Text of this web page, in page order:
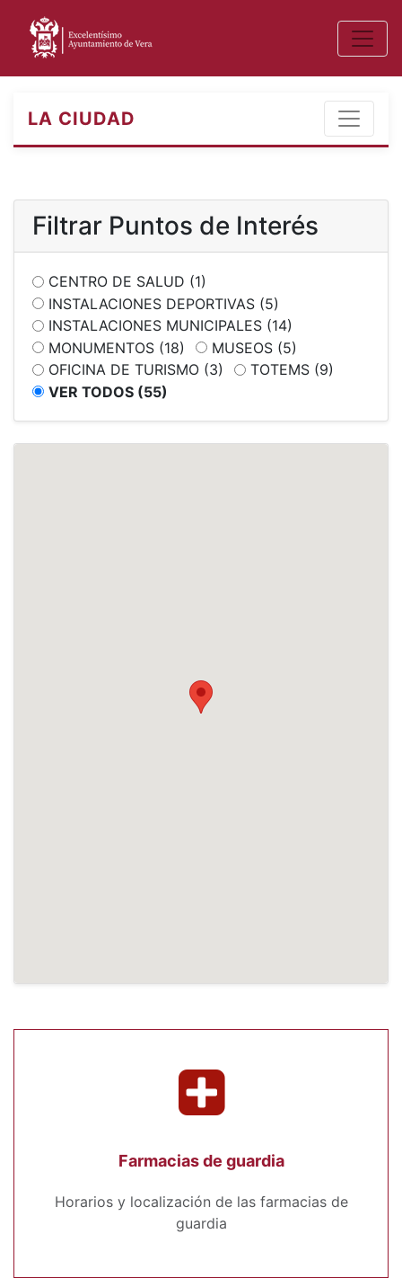
LA CIUDAD
Filtrar Puntos de Interés
CENTRO DE SALUD (1)
INSTALACIONES DEPORTIVAS (5)
INSTALACIONES MUNICIPALES (14)
MONUMENTOS (18)
MUSEOS (5)
OFICINA DE TURISMO (3)
TOTEMS (9)
VER TODOS (55)
Farmacias de guardia
Horarios y localización de las farmacias de
guardia